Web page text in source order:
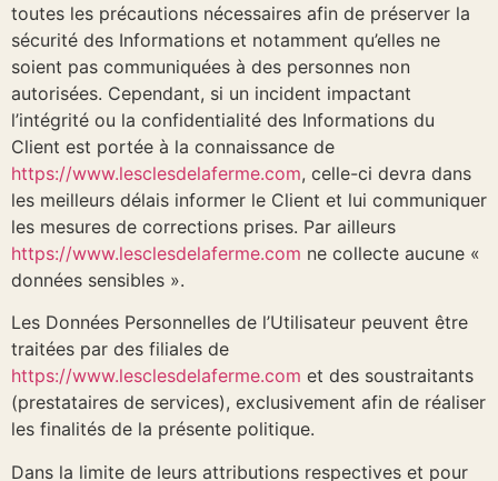
toutes les précautions nécessaires afin de préserver la
sécurité des Informations et notamment qu’elles ne
soient pas communiquées à des personnes non
autorisées. Cependant, si un incident impactant
l’intégrité ou la confidentialité des Informations du
Client est portée à la connaissance de
https://www.lesclesdelaferme.com, celle-ci devra dans
les meilleurs délais informer le Client et lui communiquer
les mesures de corrections prises. Par ailleurs
https://www.lesclesdelaferme.com ne collecte aucune «
données sensibles ».
Les Données Personnelles de l’Utilisateur peuvent être
traitées par des filiales de
https://www.lesclesdelaferme.com et des soustraitants
(prestataires de services), exclusivement afin de réaliser
les finalités de la présente politique.
Dans la limite de leurs attributions respectives et pour